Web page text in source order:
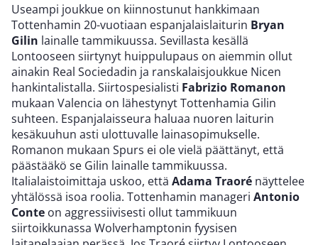
Useampi joukkue on kiinnostunut hankkimaan
Tottenhamin 20-vuotiaan espanjalaislaiturin Bryan
Gilin lainalle tammikuussa. Sevillasta kesällä
Lontooseen siirtynyt huippulupaus on aiemmin ollut
ainakin Real Sociedadin ja ranskalaisjoukkue Nicen
hankintalistalla. Siirtospesialisti Fabrizio Romanon
mukaan Valencia on lähestynyt Tottenhamia Gilin
suhteen. Espanjalaisseura haluaa nuoren laiturin
kesäkuuhun asti ulottuvalle lainasopimukselle.
Romanon mukaan Spurs ei ole vielä päättänyt, että
päästääkö se Gilin lainalle tammikuussa.
Italialaistoimittaja uskoo, että Adama Traoré näyttelee
yhtälössä isoa roolia. Tottenhamin manageri Antonio
Conte on aggressiivisesti ollut tammikuun
siirtoikkunassa Wolverhamptonin fyysisen